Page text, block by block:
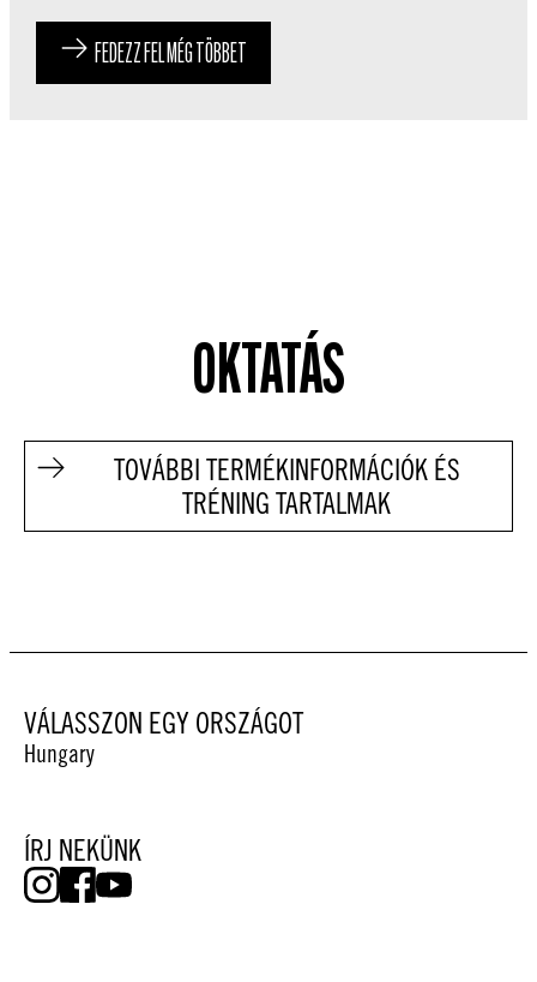
FEDEZZ FEL MÉG TÖBBET
OKTATÁS
TOVÁBBI TERMÉKINFORMÁCIÓK ÉS
TRÉNING TARTALMAK
VÁLASSZON EGY ORSZÁGOT
Hungary
ÍRJ NEKÜNK